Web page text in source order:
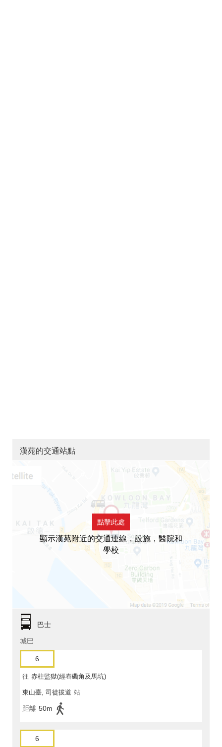
漢苑的交通站點
點擊此處
顯示漢苑附近的交通連線，設施，醫院和
學校
巴士
城巴
6
往 赤柱監獄(經舂磡角及馬坑)
東山臺, 司徒拔道 站
距離 50m
6